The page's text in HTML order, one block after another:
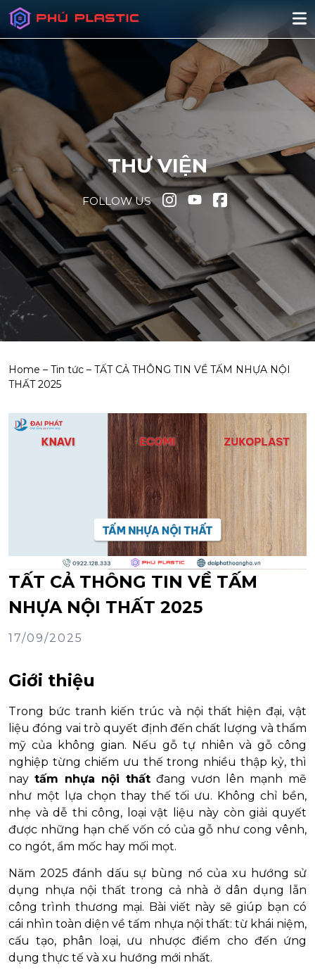
THƯ VIỆN
FOLLOW US
Home – Tin tức – TẤT CẢ THÔNG TIN VỀ TẤM NHỰA NỘI
THẤT 2025
TẤT CẢ THÔNG TIN VỀ TẤM
NHỰA NỘI THẤT 2025
17/09/2025
Giới thiệu
Trong bức tranh kiến trúc và nội thất hiện đại, vật
liệu đóng vai trò quyết định đến chất lượng và thẩm
mỹ của không gian. Nếu gỗ tự nhiên và gỗ công
nghiệp từng chiếm ưu thế trong nhiều thập kỷ, thì
nay tấm nhựa nội thất đang vươn lên mạnh mẽ
như một lựa chọn thay thế tối ưu. Không chỉ bền,
nhẹ và dễ thi công, loại vật liệu này còn giải quyết
được những hạn chế vốn có của gỗ như cong vênh,
co ngót, ẩm mốc hay mối mọt.
Năm 2025 đánh dấu sự bùng nổ của xu hướng sử
dụng nhựa nội thất trong cả nhà ở dân dụng lẫn
công trình thương mại. Bài viết này sẽ giúp bạn có
cái nhìn toàn diện về tấm nhựa nội thất: từ khái niệm,
cấu tạo, phân loại, ưu nhược điểm cho đến ứng
dụng thực tế và xu hướng mới nhất.